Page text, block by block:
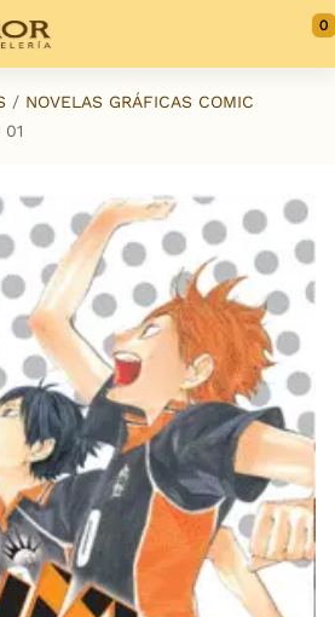
0
NOVELAS GRÁFICAS COMIC
01